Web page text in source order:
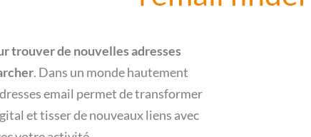
trouver de nouvelles adresses
. Dans un monde hautement
email permet de transformer
et tisser de nouveaux liens avec